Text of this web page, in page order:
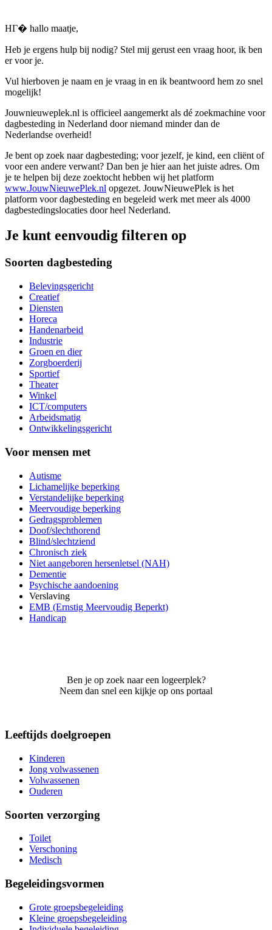
HГ� hallo maatje,
Heb je ergens hulp bij nodig? Stel mij gerust een vraag hoor, ik ben
er voor je.
Vul hierboven je naam en je vraag in en ik beantwoord hem zo snel
mogelijk!
Jouwnieuweplek.nl is officieel aangemerkt als dé zoekmachine voor
dagbesteding in Nederland door niemand minder dan de
Nederlandse overheid!
Je bent op zoek naar dagbesteding; voor jezelf, je kind, een cliënt of
voor een andere verwant? Dan ben je hier aan het juiste adres. Om
je te helpen bij deze zoektocht hebben wij het platform
www.JouwNieuwePlek.nl opgezet. JouwNieuwePlek is het
platform voor dagbesteding en begeleid werk met meer als 4000
dagbestedingslocaties door heel Nederland.
Je kunt eenvoudig filteren op
Soorten dagbesteding
Belevingsgericht
Creatief
Diensten
Horeca
Handenarbeid
Industrie
Groen en dier
Zorgboerderij
Sportief
Theater
Winkel
ICT/computers
Arbeidsmatig
Ontwikkelingsgericht
Voor mensen met
Autisme
Lichamelijke beperking
Verstandelijke beperking
Meervoudige beperking
Gedragsproblemen
Doof/slechthorend
Blind/slechtziend
Chronisch ziek
Niet aangeboren hersenletsel (NAH)
Dementie
Psychische aandoening
Verslaving
EMB (Ernstig Meervoudig Beperkt)
Handicap
Ben je op zoek naar een logeerplek?
Neem dan snel een kijkje op ons portaal
Leeftijds doelgroepen
Kinderen
Jong volwassenen
Volwassenen
Ouderen
Soorten verzorging
Toilet
Verschoning
Medisch
Begeleidingsvormen
Grote groepsbegeleiding
Kleine groepsbegeleiding